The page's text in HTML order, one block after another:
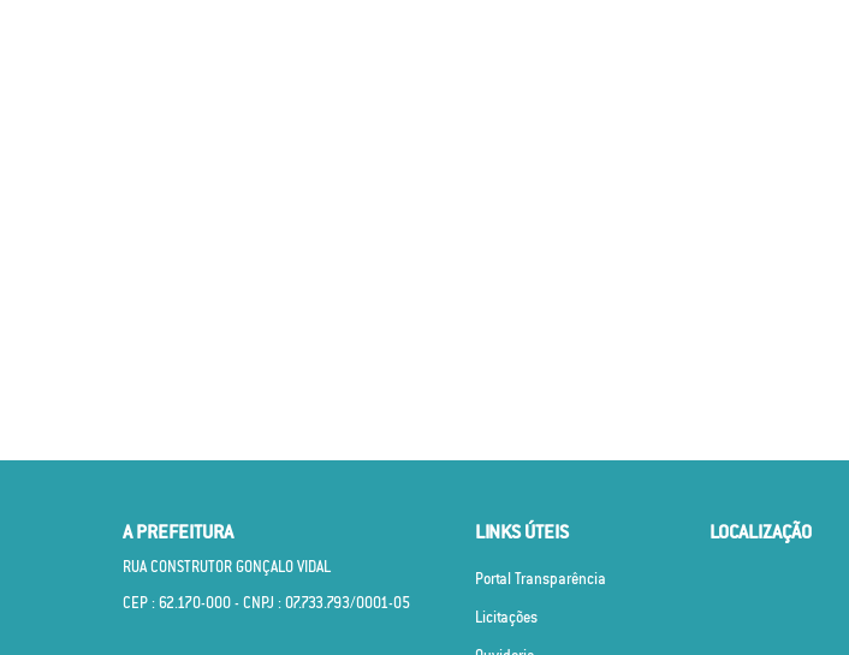
A PREFEITURA
RUA CONSTRUTOR GONÇALO VIDAL
CEP : 62.170­-000 - CNPJ : 07.733.793/0001­-05
LINKS ÚTEIS
Portal Transparência
Licitações
LOCALIZAÇÃO